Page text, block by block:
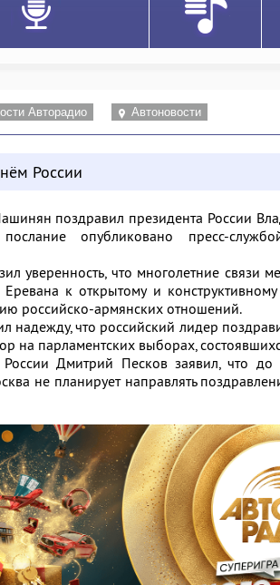
Авторадио Автоновости
России
поздравил президента России
опубликовано пресс-
уверенность, что многолетние связи
к открытому и конструктивному
российско-армянских отношений.
что российский лидер
на парламентских выборах,
РоссииДмитрий Песковзаявил, что до
не планирует направлять